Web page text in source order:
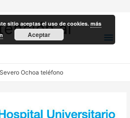
al
Ochoa teléfono
sitio aceptas el uso de cookies.más
Aceptar